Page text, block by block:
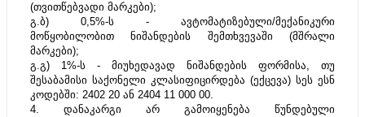
(თვითწებვადი მარკები);
გ.ბ) 0,5%-ს - ავტომატიზებული/მექანიკური
მოწყობილობით ნიშანდების შემთხვევაში (მშრალი
მარკები);
გ.გ) 1%-ს - მიუხედავად ნიშანდების ფორმისა, თუ
შესაბამისი საქონელი კლასიფიცირდება (ექცევა) სეს ესნ
კოდებში: 2402 20 ან 2404 11 000 00.
4. დანაკარგი არ გამოიყენება წუნდებული